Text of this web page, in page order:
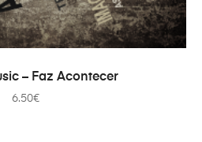
DO KOŠÍKA
– Faz Acontecer
6.50€